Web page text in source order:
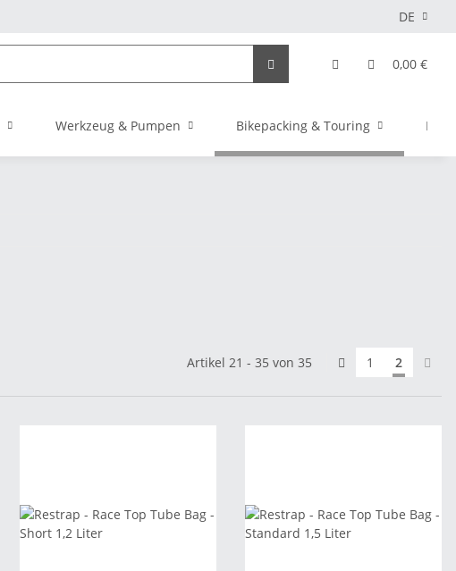
DE
0,00 €
Werkzeug & Pumpen Bikepacking & Touring
Artikel 21 - 35 von 35 1 2